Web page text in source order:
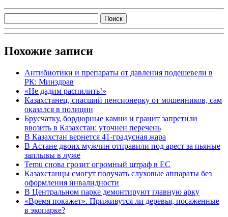
Похожие записи
Антибиотики и препараты от давления подешевели в
РК: Минздрав
«Не дадим распилить!»
Казахстанец, спасший пенсионерку от мошенников, сам
оказался в полиции
Брусчатку, бордюрные камни и гранит запретили
ввозить в Казахстан: уточнен перечень
В Казахстан вернется 41-градусная жара
В Астане двоих мужчин отправили под арест за пьяные
заплывы в луже
Temu снова грозит огромный штраф в ЕС
Казахстанцы смогут получать слуховые аппараты без
оформления инвалидности
В Центральном парке демонтируют главную арку
«Время покажет». Приживутся ли деревья, посаженные
в экопарке?